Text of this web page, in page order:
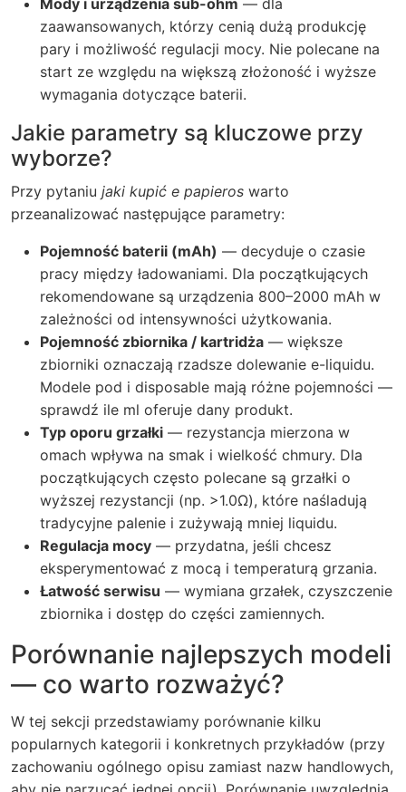
Mody i urządzenia sub-ohm — dla
zaawansowanych, którzy cenią dużą produkcję
pary i możliwość regulacji mocy. Nie polecane na
start ze względu na większą złożoność i wyższe
wymagania dotyczące baterii.
Jakie parametry są kluczowe przy
wyborze?
Przy pytaniu jaki kupić e papieros warto
przeanalizować następujące parametry:
Pojemność baterii (mAh) — decyduje o czasie
pracy między ładowaniami. Dla początkujących
rekomendowane są urządzenia 800–2000 mAh w
zależności od intensywności użytkowania.
Pojemność zbiornika / kartridża — większe
zbiorniki oznaczają rzadsze dolewanie e-liquidu.
Modele pod i disposable mają różne pojemności —
sprawdź ile ml oferuje dany produkt.
Typ oporu grzałki — rezystancja mierzona w
omach wpływa na smak i wielkość chmury. Dla
początkujących często polecane są grzałki o
wyższej rezystancji (np. >1.0Ω), które naśladują
tradycyjne palenie i zużywają mniej liquidu.
Regulacja mocy — przydatna, jeśli chcesz
eksperymentować z mocą i temperaturą grzania.
Łatwość serwisu — wymiana grzałek, czyszczenie
zbiornika i dostęp do części zamiennych.
Porównanie najlepszych modeli
— co warto rozważyć?
W tej sekcji przedstawiamy porównanie kilku
popularnych kategorii i konkretnych przykładów (przy
zachowaniu ogólnego opisu zamiast nazw handlowych,